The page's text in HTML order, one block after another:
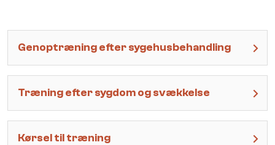
Genoptræning efter sygehusbehandling
Træning efter sygdom og svækkelse
Kørsel til træning